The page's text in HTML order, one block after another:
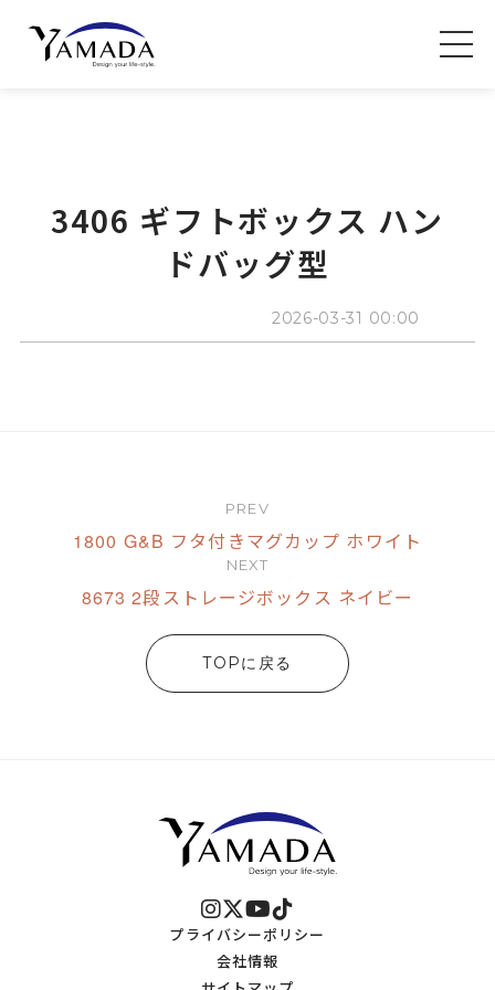
3406 ギフトボックス ハン
ドバッグ型
2026-03-31 00:00
PREV
1800 G&B フタ付きマグカップ ホワイト
NEXT
8673 2段ストレージボックス ネイビー
TOPに戻る
プライバシーポリシー
会社情報